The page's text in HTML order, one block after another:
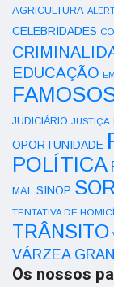
AGRICULTURA
CELEBRIDADES
EDUCAÇÃO
JUDICIÁRIO JUSTIÇA
OPORTUNIDADE
POLÍTICA
MAL SINOP
TENTATIVA DE
TRÂNSITO
VÁRZEA
Os nossos